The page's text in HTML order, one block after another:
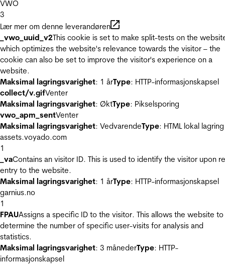
VWO
3
Lær mer om denne leverandøren
_vwo_uuid_v2This cookie is set to make split-tests on the
which optimizes the website's relevance towards the visitor – the
cookie can also be set to improve the visitor's experience on a
website.
Maksimal lagringsvarighet: 1 årType: HTTP-informasjonskapsel
collect/v.gifVenter
Maksimal lagringsvarighet: ØktType: Pikselsporing
vwo_apm_sentVenter
Maksimal lagringsvarighet: VedvarendeType: HTML lokal lagring
assets.voyado.com
1
_vaContains an visitor ID. This is used to identify the visitor upon
entry to the website.
Maksimal lagringsvarighet: 1 årType: HTTP-informasjonskapsel
garnius.no
1
FPAUAssigns a specific ID to the visitor. This allows the website to
determine the number of specific user-visits for analysis and
statistics.
Maksimal lagringsvarighet: 3 månederType: HTTP-
informasjonskapsel